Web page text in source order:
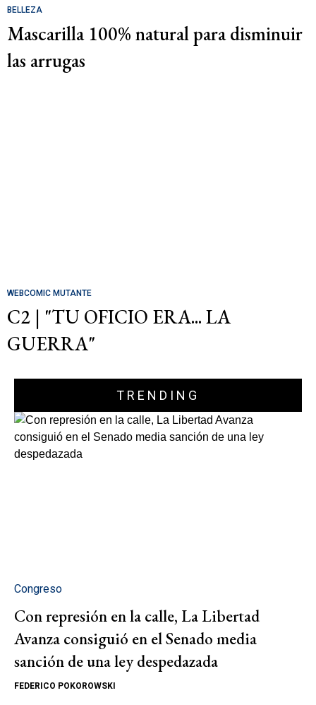
BELLEZA
Mascarilla 100% natural para disminuir
las arrugas
WEBCOMIC MUTANTE
C2 | "TU OFICIO ERA... LA
GUERRA"
TRENDING
Congreso
Con represión en la calle, La Libertad
Avanza consiguió en el Senado media
sanción de una ley despedazada
FEDERICO POKOROWSKI